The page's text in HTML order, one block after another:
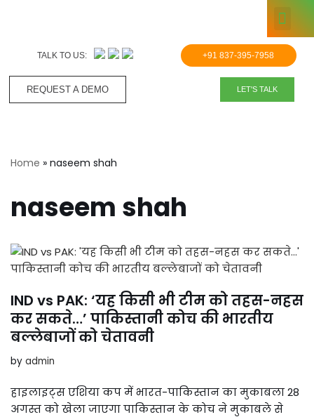
TALK TO US: +91 837-395-7958
REQUEST A DEMO​ LET'S TALK
Home » naseem shah
naseem shah
IND vs PAK: ‘यह किसी भी टीम को तहस-नहस
कर सकते…’ पाकिस्तानी कोच की भारतीय
बल्लेबाजों को चेतावनी
by admin
हाइलाइट्स एशिया कप में भारत-पाकिस्तान का मुकाबला 28
अगस्त को खेला जाएगा पाकिस्तान के कोच ने मुकाबले से